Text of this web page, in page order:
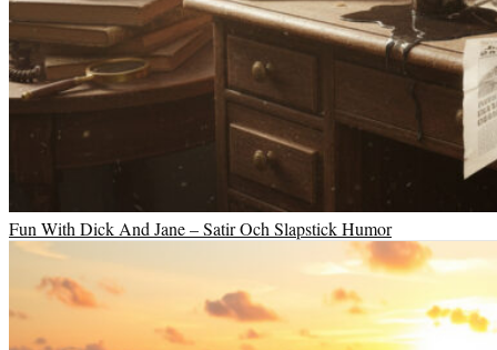
Fun With Dick And Jane – Satir Och Slapstick Humor